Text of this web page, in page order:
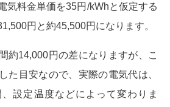
気料金単価を35円/kWhと仮定する
円と約45,500円になります。
14,000円の差になりますが、こ
た目安なので、実際の電気代は、
設定温度などによって変わりま